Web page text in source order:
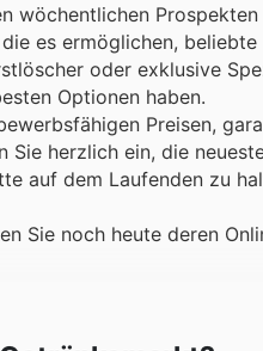
wöchentlichen
es ermöglichen,
oder exklusive
Optionen haben.
Preisen,
herzlich ein, die
auf dem Laufenden zu
Sie noch heute deren